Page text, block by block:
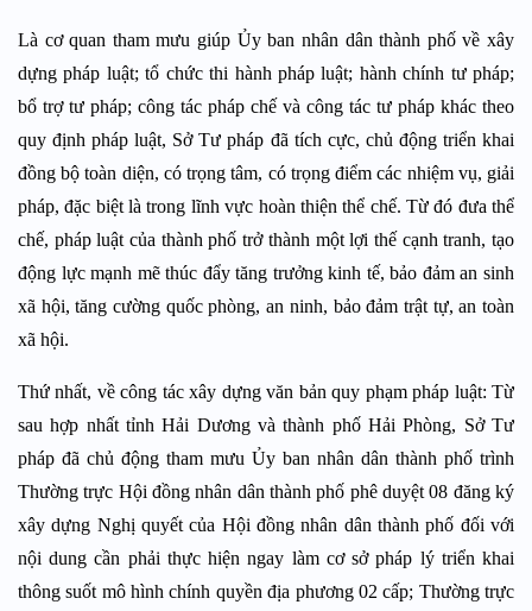
Là cơ quan tham mưu giúp Ủy ban nhân dân thành phố về xây
dựng pháp luật; tổ chức thi hành pháp luật; hành chính tư pháp;
bổ trợ tư pháp; công tác pháp chế và công tác tư pháp khác theo
quy định pháp luật, Sở Tư pháp đã tích cực, chủ động triển khai
đồng bộ toàn diện, có trọng tâm, có trọng điểm các nhiệm vụ, giải
pháp, đặc biệt là trong lĩnh vực hoàn thiện thể chế. Từ đó đưa thể
chế, pháp luật của thành phố trở thành một lợi thế cạnh tranh, tạo
động lực mạnh mẽ thúc đẩy tăng trưởng kinh tế, bảo đảm an sinh
xã hội, tăng cường quốc phòng, an ninh, bảo đảm trật tự, an toàn
xã hội.
Thứ nhất, về công tác xây dựng văn bản quy phạm pháp luật: Từ
sau hợp nhất tỉnh Hải Dương và thành phố Hải Phòng, Sở Tư
pháp đã chủ động tham mưu Ủy ban nhân dân thành phố trình
Thường trực Hội đồng nhân dân thành phố phê duyệt 08 đăng ký
xây dựng Nghị quyết của Hội đồng nhân dân thành phố đối với
nội dung cần phải thực hiện ngay làm cơ sở pháp lý triển khai
thông suốt mô hình chính quyền địa phương 02 cấp; Thường trực